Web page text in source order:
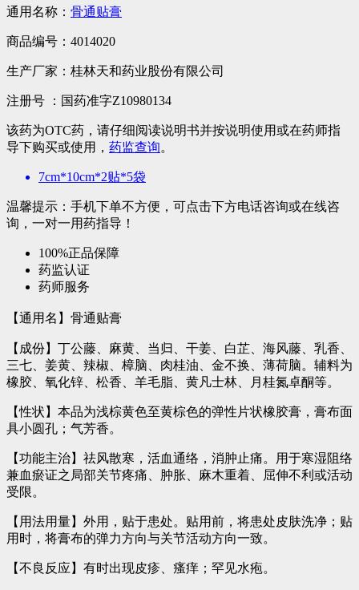
通用名称： 骨通贴膏
商品编号： 4014020
生产厂家： 桂林天和药业股份有限公司
注册号 ： 国药准字Z10980134
该药为OTC药，请仔细阅读说明书并按说明使用或在药师指
导下购买或使用， 药监查询。
7cm*10cm*2贴*5袋
温馨提示：手机下单不方便，可点击下方电话咨询或在线咨
询，一对一用药指导！
100%正品保障
药监认证
药师服务
【通用名】骨通贴膏
【成份】丁公藤、麻黄、当归、干姜、白芷、海风藤、乳香、
三七、姜黄、辣椒、樟脑、肉桂油、金不换、薄荷脑。辅料为
橡胶、氧化锌、松香、羊毛脂、黄凡士林、月桂氮卓酮等。
【性状】本品为浅棕黄色至黄棕色的弹性片状橡胶膏，膏布面
具小圆孔；气芳香。
【功能主治】祛风散寒，活血通络，消肿止痛。用于寒湿阻络
兼血瘀证之局部关节疼痛、肿胀、麻木重着、屈伸不利或活动
受限。
【用法用量】外用，贴于患处。贴用前，将患处皮肤洗净；贴
用时，将膏布的弹力方向与关节活动方向一致。
【不良反应】有时出现皮疹、瘙痒；罕见水疱。